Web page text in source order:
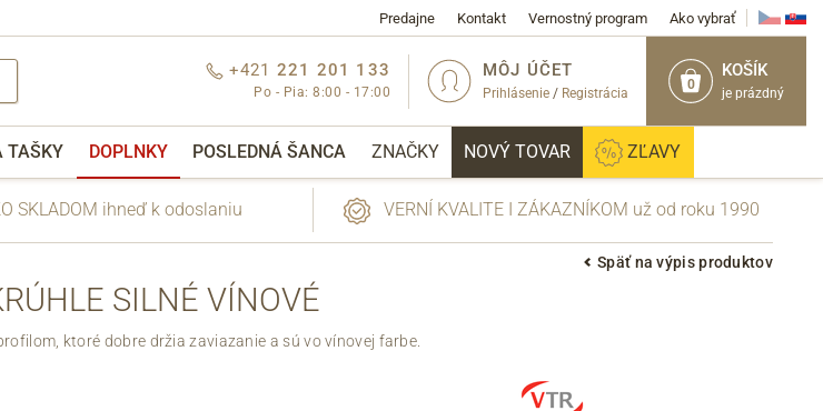
Predajne Kontakt Vernostný program Ako vybrať
0
KOŠÍK
je prázdný
MÔJ ÚČET
Prihlásenie / Registrácia
+421 221 201 133
Po - Pia: 8:00 - 17:00
TAŠKY DOPLNKY POSLEDNÁ ŠANCA ZNAČKY NOVÝ TOVAR ZĽAVY
SKLADOM ihneď k odoslaniu VERNÍ KVALITE I ZÁKAZNÍKOM už od roku 1990
Späť na výpis produktov
SILNÉ VÍNOVÉ
ktoré dobre držia zaviazanie a sú vo vínovej farbe.